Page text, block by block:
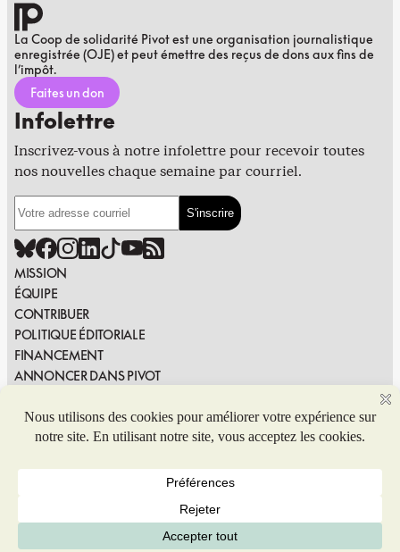
La Coop de solidarité Pivot est une organisation journalistique
enregistrée (OJE) et peut émettre des reçus de dons aux fins de
l’impôt.
Faites un don
Infolettre
Inscrivez-vous à notre infolettre pour recevoir toutes
nos nouvelles chaque semaine par courriel.
MISSION
ÉQUIPE
CONTRIBUER
POLITIQUE ÉDITORIALE
FINANCEMENT
ANNONCER DANS PIVOT
SIGNALER UNE ERREUR
NOUS JOINDRE
© 2026 Coop de solidarité Pivot. Tous droits réservés.